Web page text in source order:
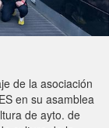
de la asociación
en su asamblea
de ayto. de